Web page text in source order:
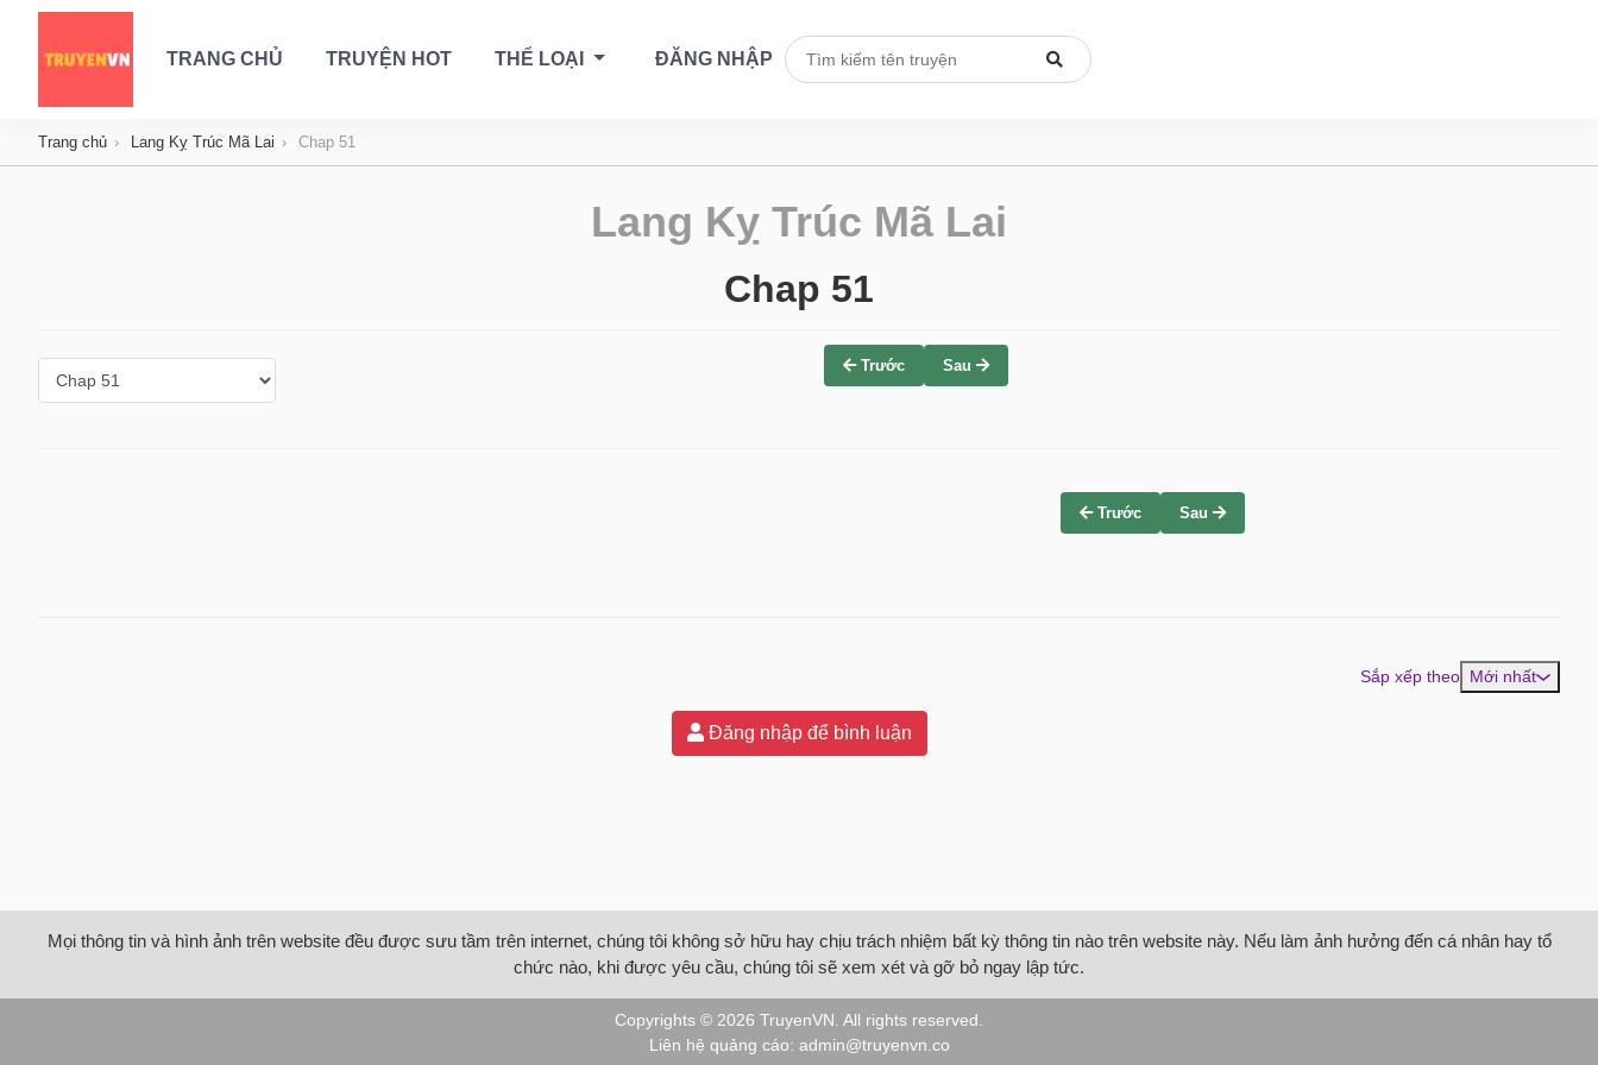
TRANG CHỦ TRUYỆN HOT THỂ LOẠI ĐĂNG NHẬP
Trang chủ Lang Kỵ Trúc Mã Lai Chap 51
Lang Kỵ Trúc Mã Lai
Chap 51
Trước Sau
Trước Sau
Sắp xếp theo Mới nhất
Đăng nhập để bình luận
Mọi thông tin và hình ảnh trên website đều được sưu tầm trên internet, chúng tôi không sở hữu hay chịu trách nhiệm bất kỳ thông tin nào trên website này. Nếu làm ảnh hưởng đến cá nhân hay tổ
chức nào, khi được yêu cầu, chúng tôi sẽ xem xét và gỡ bỏ ngay lập tức.
Copyrights © 2026 TruyenVN . All rights reserved.
Liên hệ quảng cáo: admin@truyenvn.co